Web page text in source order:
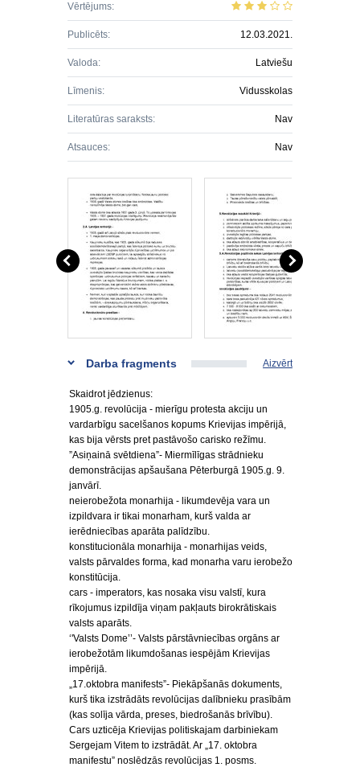
Vērtējums:
Publicēts: 12.03.2021.
Valoda: Latviešu
Līmenis: Vidusskolas
Literatūras saraksts: Nav
Atsauces: Nav
Darba fragments Aizvērt
Skaidrot jēdzienus:
1905.g. revolūcija - mierīgu protesta akciju un
vardarbīgu sacelšanos kopums Krievijas impērijā,
kas bija vērsts pret pastāvošo carisko režīmu.
”Asiņainā svētdiena”- Miermīlīgas strādnieku
demonstrācijas apšaušana Pēterburgā 1905.g. 9.
janvārī.
neierobežota monarhija - likumdevēja vara un
izpildvara ir tikai monarham, kurš valda ar
ierēdniecības aparāta palīdzību.
konstitucionāla monarhija - monarhijas veids,
valsts pārvaldes forma, kad monarha varu ierobežo
konstitūcija.
cars - imperators, kas nosaka visu valstī, kura
rīkojumus izpildīja viņam pakļauts birokrātiskais
valsts aparāts.
‘'Valsts Dome’’- Valsts pārstāvniecības orgāns ar
ierobežotām likumdošanas iespējām Krievijas
impērijā.
„17.oktobra manifests”- Piekāpšanās dokuments,
kurš tika izstrādāts revolūcijas dalībnieku prasībām
(kas solīja vārda, preses, biedrošanās brīvību).
Cars uzticēja Krievijas politiskajam darbiniekam
Sergejam Vitem to izstrādāt. Ar „17. oktobra
manifestu” noslēdzās revolūcijas 1. posms.